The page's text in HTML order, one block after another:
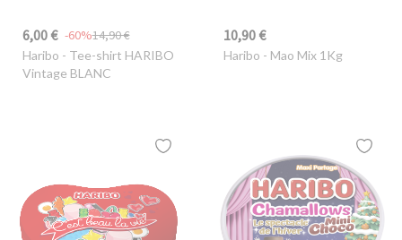
6,00 € 14,90 €
-60%
Haribo - Tee-shirt HARIBO
Vintage BLANC
10,90 €
Haribo - Mao Mix 1Kg